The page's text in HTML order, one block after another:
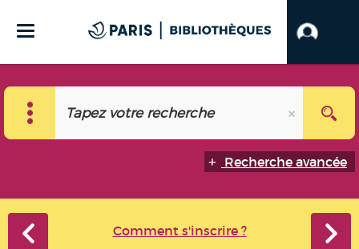
Recherche avancée
Comment s'inscrire ?